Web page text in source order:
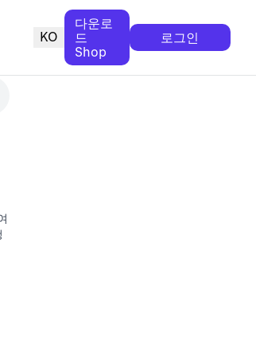
KO
다운로
드
Shop
로그인